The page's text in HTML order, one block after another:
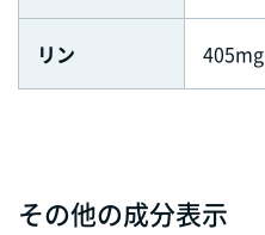
リン 405mg
その他の成分表示